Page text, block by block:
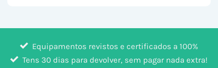
Equipamentos revistos e certificados a 100%
Tens 30 dias para devolver, sem pagar nada extra!